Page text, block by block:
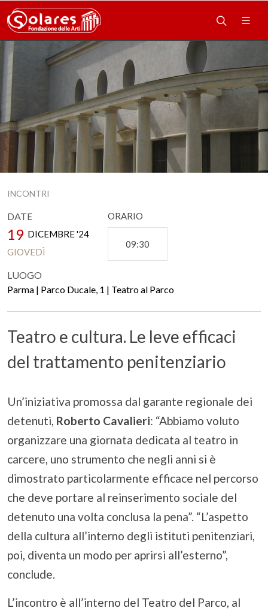
INCONTRI
DATE
19 DICEMBRE '24
GIOVEDÌ
ORARIO
09:30
LUOGO
Parma | Parco Ducale, 1 | Teatro al Parco
Teatro e cultura. Le leve efficaci
del trattamento penitenziario
Un’iniziativa promossa dal garante regionale dei
detenuti, Roberto Cavalieri: “Abbiamo voluto
organizzare una giornata dedicata al teatro in
carcere, uno strumento che negli anni si è
dimostrato particolarmente efficace nel percorso
che deve portare al reinserimento sociale del
detenuto una volta conclusa la pena”. “L’aspetto
della cultura all’interno degli istituti penitenziari,
poi, diventa un modo per aprirsi all’esterno”,
conclude.
L’incontro è all’interno del Teatro del Parco, al